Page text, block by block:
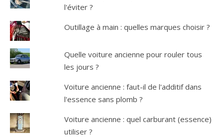
l'éviter ?
Outillage à main : quelles marques choisir ?
Quelle voiture ancienne pour rouler tous
les jours ?
Voiture ancienne : faut-il de l'additif dans
l'essence sans plomb ?
Voiture ancienne : quel carburant (essence)
utiliser ?